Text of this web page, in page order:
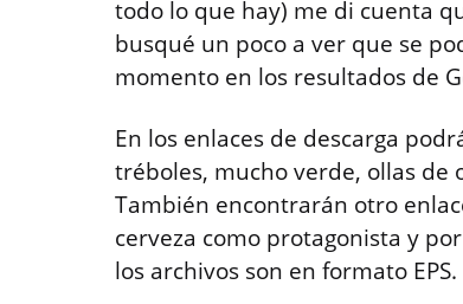
todo lo que hay) me di cuenta
busqué un poco a ver que se
momento en los resultados de
En los enlaces de descarga
tréboles, mucho verde, ollas de
También encontrarán otro
cerveza como protagonista y
los archivos son en formato EPS.